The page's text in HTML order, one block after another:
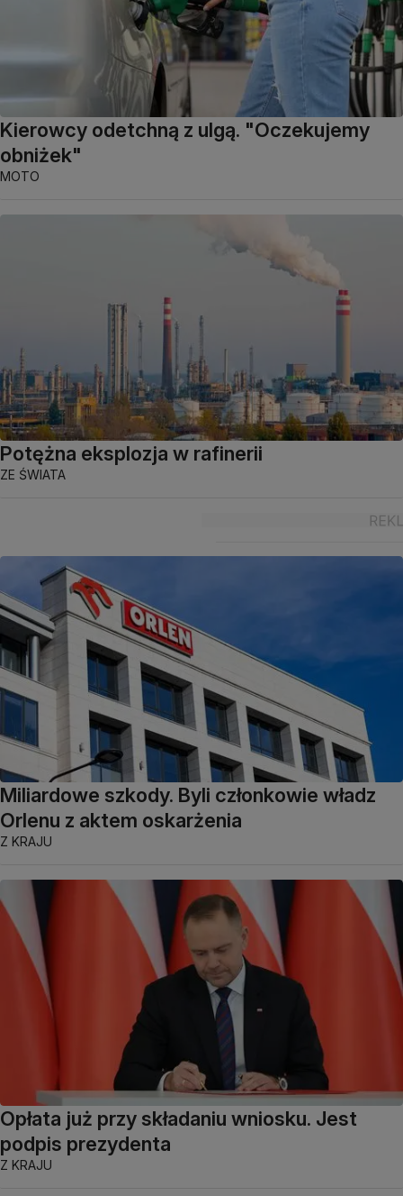
Kierowcy odetchną z ulgą. "Oczekujemy
obniżek"
MOTO
Potężna eksplozja w rafinerii
ZE ŚWIATA
Miliardowe szkody. Byli członkowie władz
Orlenu z aktem oskarżenia
Z KRAJU
Opłata już przy składaniu wniosku. Jest
podpis prezydenta
Z KRAJU